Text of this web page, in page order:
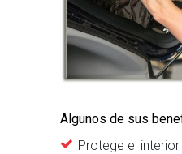
Algunos de sus
Protege el